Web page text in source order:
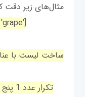
مثال‌های زیر دقت
repeated_numbers = [1] * 5 # تکرار عدد 1 پنج بار